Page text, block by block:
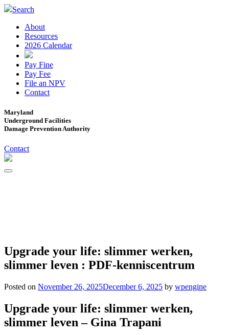
Search
About
Resources
2026 Calendar
Pay Fine
Pay Fee
File an NPV
Contact
Maryland
Underground Facilities
Damage Prevention Authority
Contact
Upgrade your life: slimmer werken,
slimmer leven : PDF-kenniscentrum
Posted on November 26, 2025December 6, 2025 by wpengine
Upgrade your life: slimmer werken,
slimmer leven – Gina Trapani